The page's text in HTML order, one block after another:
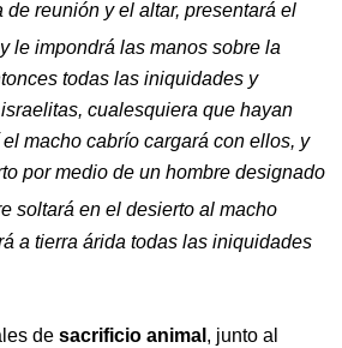
reunión y el altar, presentará el
y le impondrá las manos sobre la
todas las iniquidades y
cualesquiera que hayan
macho cabrío cargará con ellos, y
por medio de un hombre designado
soltará en el desierto al macho
a tierra árida todas las iniquidades
de sacrificio animal , junto al